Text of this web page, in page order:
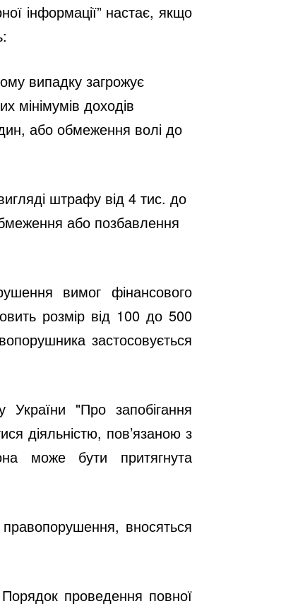
інформації” настає, якщо
випадку загрожує
мінімумів доходів
або обмеження волі до
штрафу від 4 тис. до
або позбавлення
вимог фінансового
розмір від 100 до 500
застосовується
України "Про запобігання
діяльністю, пов’язаною з
може бути притягнута
правопорушення, вносяться
Порядок проведення повної